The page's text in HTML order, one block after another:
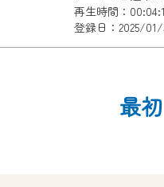
再生時間：
登録日：2025/01/
最初